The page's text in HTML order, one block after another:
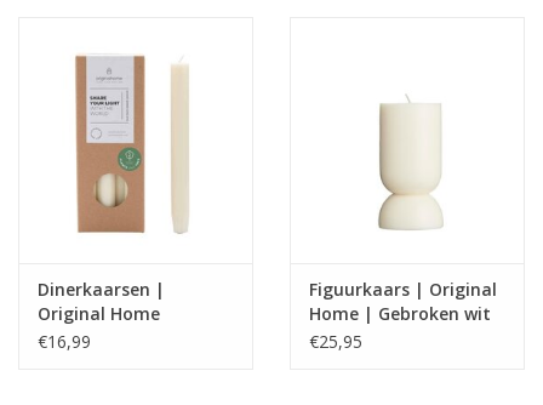
Dinerkaarsen |
Original Home
|Offwhite
€16,99
Figuurkaars | Original
Home | Gebroken wit
€25,95